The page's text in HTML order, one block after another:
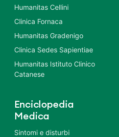
Humanitas Cellini
Clinica Fornaca
Humanitas Gradenigo
Clinica Sedes Sapientiae
Humanitas Istituto Clinico
Catanese
Enciclopedia
Medica
Sintomi e disturbi